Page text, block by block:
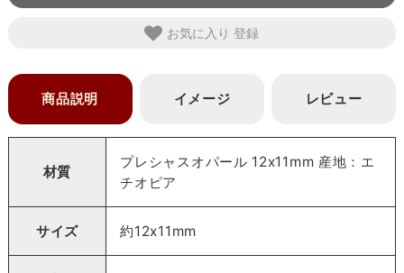
お気に入り
商品説明 イメージ レビュー
材質
プレシャスオパール 12x11mm 産地：エ
チオピア
サイズ 約12x11mm